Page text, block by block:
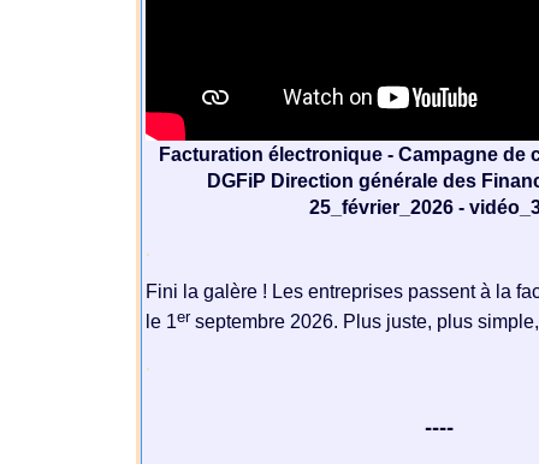
Facturation électronique - Campagne de
DGFiP Direction générale des
25_février_2026 -
.
Fini la galère ! Les entreprises passent à la
le 1erseptembre 2026. Plus juste, plus
.
----